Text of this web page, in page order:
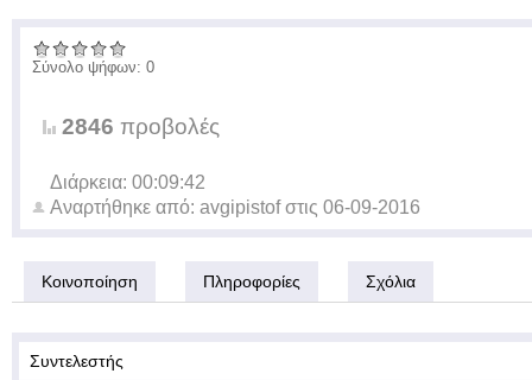
Σύνολο ψήφων: 0
2846 προβολές
Διάρκεια: 00:09:42
Αναρτήθηκε από: avgipistofστις 06-09-2016
Κοινοποίηση Πληροφορίες Σχόλια
Συντελεστής